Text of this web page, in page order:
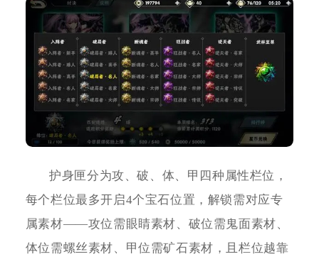
护身匣分为攻、破、体、甲四种属性栏位，
每个栏位最多开启4个宝石位置，解锁需对应专
属素材——攻位需眼睛素材、破位需鬼面素材、
体位需螺丝素材、甲位需矿石素材，且栏位越靠